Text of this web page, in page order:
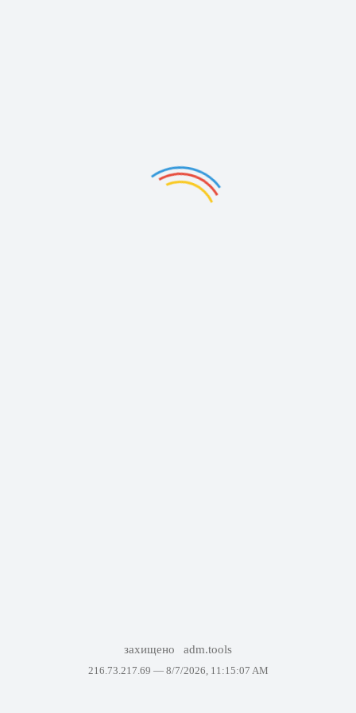
захищено adm.tools
216.73.217.69 — 8/7/2026, 11:15:07 AM